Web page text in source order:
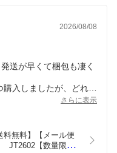
2026/08/08
送が早くて梱包も凄く
入しましたが、どれも
に早速着ていきまし
さらに表示
料無料】【メール便
JT2602【数量限